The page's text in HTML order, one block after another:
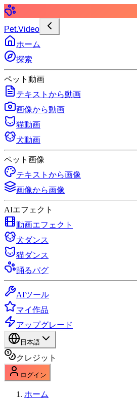
Pet.Video
ホーム
探索
ペット動画
テキストから動画
画像から動画
猫動画
犬動画
ペット画像
テキストから画像
画像から画像
AIエフェクト
動画エフェクト
犬ダンス
猫ダンス
踊るパグ
AIツール
マイ作品
アップグレード
日本語
クレジット
ログイン
ホーム